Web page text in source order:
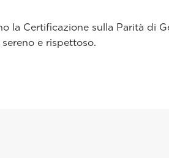
la Certificazione sulla Parità di
e rispettoso.